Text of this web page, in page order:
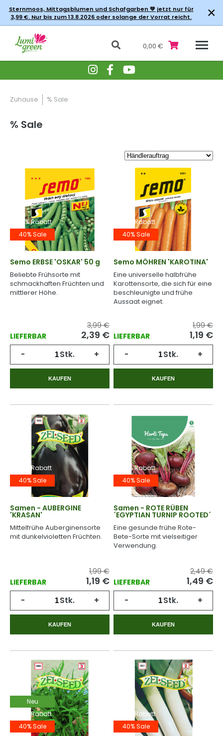
Sternmoos, Mittagsblumen und Schafgarben 💚 jetzt nur für
3,99 €. Nur bis zum 13.8.2026 oder solange der Vorrat reicht.
×
0,00 €
Zuhause % Sale
% Sale
-40% Rabatt
40% Sale
Semo ERBSE 'OSKAR' 50 g
Beliebte Frühsorte mit
schmackhaften Früchten und
mittlerer Höhe.
LIEFERBAR
3,99 €
2,39 €
- Stk. +
KAUFEN
-40% Rabatt
40% Sale
Semo MÖHREN 'KAROTINA'
Eine universelle halbfrühe
Karottensorte, die sich für eine
beschleunigte und frühe
Aussaat eignet.
LIEFERBAR
1,99 €
1,19 €
- Stk. +
KAUFEN
-40% Rabatt
40% Sale
Samen - AUBERGINE
'KRASAN'
Mittelfrühe Auberginensorte
mit dunkelvioletten Früchten.
LIEFERBAR
1,99 €
1,19 €
- Stk. +
KAUFEN
-40% Rabatt
40% Sale
Samen - ROTE RÜBEN
´EGYPTIAN TURNIP ROOTED´
Eine gesunde frühe Rote-
Bete-Sorte mit vielseitiger
Verwendung.
LIEFERBAR
2,49 €
1,49 €
- Stk. +
KAUFEN
Neu
-40% Rabatt
40% Sale
-40% Rabatt
40% Sale